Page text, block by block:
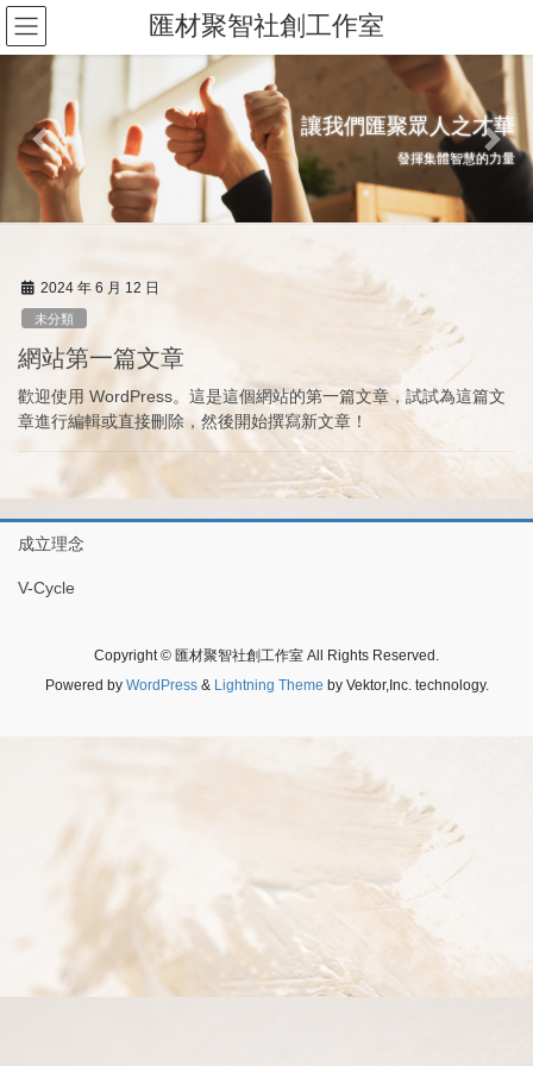
Skip
the
Skip
the
匯材聚智社創工作室
讓我們匯聚眾人之才華
發揮集體智慧的力量
三人行必有我師
自己的問題 自己解決
Previous Next
2024 年 6 月 12 日
未分類
網站第一篇文章
歡迎使用 WordPress。這是這個網站的第一篇文章，試試為這篇文
章進行編輯或直接刪除，然後開始撰寫新文章！
成立理念
V-Cycle
Copyright © 匯材聚智社創工作室 All Rights Reserved.
Powered by WordPress& Lightning Theme by Vektor,Inc. technology.